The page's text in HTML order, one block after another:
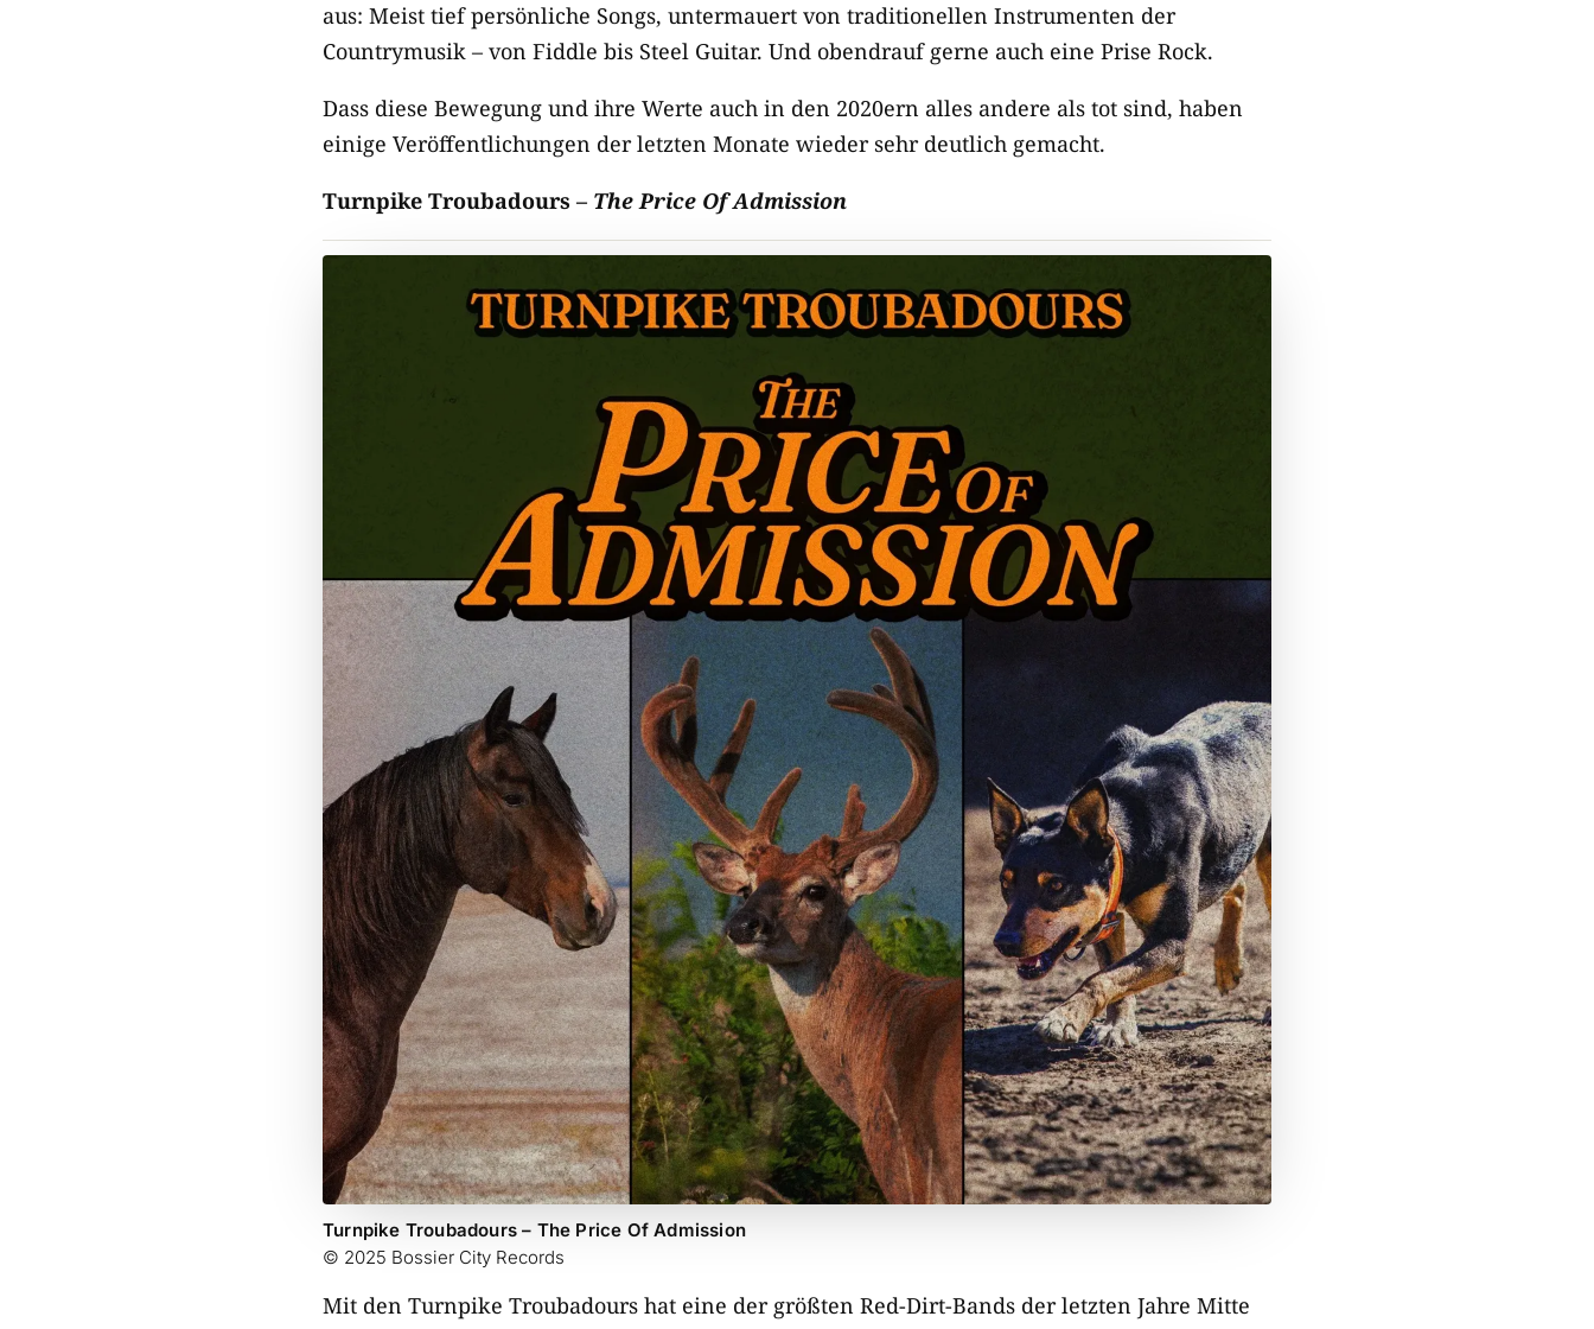
aus: Meist tief persönliche Songs, untermauert von traditionellen Instrumenten der
Countrymusik – von Fiddle bis Steel Guitar. Und obendrauf gerne auch eine Prise Rock.
Dass diese Bewegung und ihre Werte auch in den 2020ern alles andere als tot sind, haben
einige Veröffentlichungen der letzten Monate wieder sehr deutlich gemacht.
Turnpike Troubadours – The Price Of Admission
Turnpike Troubadours – The Price Of Admission
© 2025 Bossier City Records
Mit den Turnpike Troubadours hat eine der größten Red-Dirt-Bands der letzten Jahre Mitte